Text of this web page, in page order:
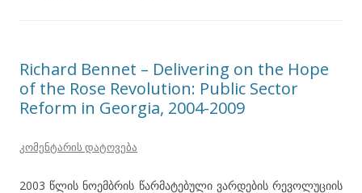
Richard Bennet – Delivering on the Hope
of the Rose Revolution: Public Sector
Reform in Georgia, 2004-2009
კომენტარის დატოვება
2003 წლის ნოემბრის წარმატებული ვარდების რევოლუციის